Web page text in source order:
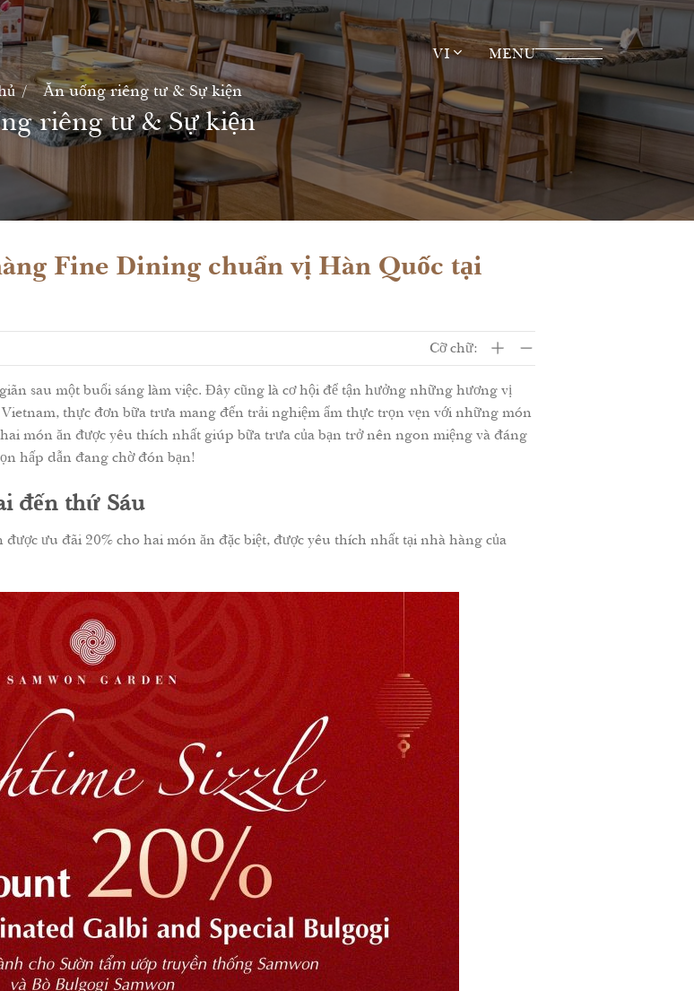
VI MENU
Ăn uống riêng tư & Sự kiện
riêng tư & Sự kiện
Fine Dining chuẩn vị Hàn Quốc tại
Cỡ chữ:
sau một buổi sáng làm việc. Đây cũng là cơ hội để tận hưởng những hương vị
thực đơn bữa trưa mang đến trải nghiệm ẩm thực trọn vẹn với những món
món ăn được yêu thích nhất giúp bữa trưa của bạn trở nên ngon miệng và đáng
hấp dẫn đang chờ đón bạn!
đến thứ Sáu
ưu đãi 20% cho hai món ăn đặc biệt, được yêu thích nhất tại nhà hàng của